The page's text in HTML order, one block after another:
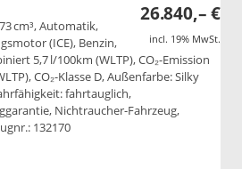
26.840,– €
incl. 19% MwSt.
cm³, Automatik,
(ICE), Benzin,
5,7 l/100km (WLTP), CO₂-Emission
CO₂-Klasse D, Außenfarbe: Silky
fahrtauglich,
Nichtraucher-Fahrzeug,
132170
drucken